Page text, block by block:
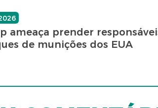
ameaça prender
de munições dos EUA